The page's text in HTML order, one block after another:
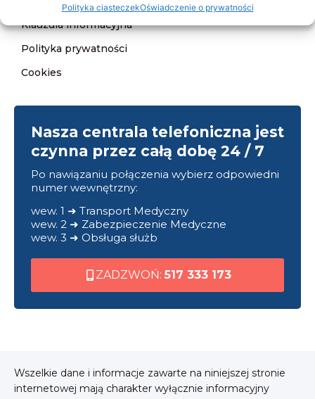
Polityka ciasteczekOświadczenie o prywatności
Klauzula informacyjna
Polityka prywatności
Cookies
Nasza centrala telefoniczna jest
czynna przez całą dobę 24 / 7
Po nawiązaniu połączenia wybierz odpowiedni
numer wewnętrzny:
wew. 1 ➜ Transport Medyczny
wew. 2 ➜ Zabezpieczenie Medyczne
wew. 3 ➜ Obsługa służb
ZADZWOŃ: 517 333 173
Wszelkie dane i informacje zawarte na niniejszej stronie
internetowej mają charakter wyłącznie informacyjny